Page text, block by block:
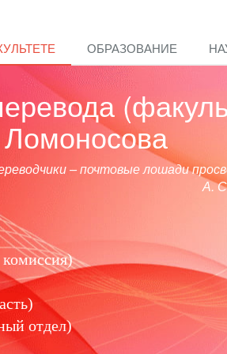
ОБРАЗОВАНИЕ
– почтовые лошади
А.
отдел)